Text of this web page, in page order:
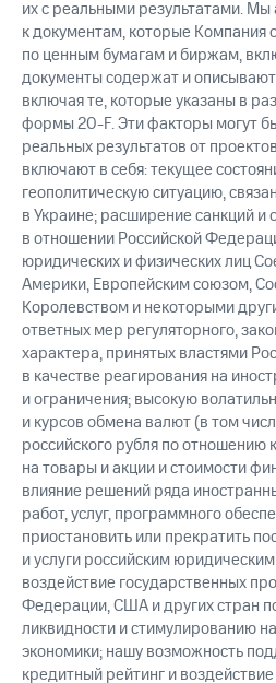
их с реальными результатами.
к документам, которые
по ценным бумагам и биржам,
документы содержат и
включая те, которые указаны в
формы 20-F. Эти факторы могут
реальных результатов от
включают в себя: текущее
геополитическую ситуацию,
в Украине; расширение санкций и
в отношении Российской
юридических и физических лиц
Америки, Европейским союзом,
Королевством и некоторыми
ответных мер регуляторного,
характера, принятых властями
в качестве реагирования на
и ограничения; высокую
и курсов обмена валют (в том
российского рубля по отношению
на товары и акции и стоимости
влияние решений ряда
работ, услуг, программного
приостановить или прекратить
и услуги российским
воздействие государственных
Федерации, США и других стран
ликвидности и стимулированию
экономики; нашу возможность
кредитный рейтинг и